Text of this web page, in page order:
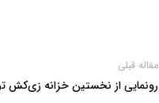
مقاله قبلی
رونمایی از نخستین خزانه زی‌کش